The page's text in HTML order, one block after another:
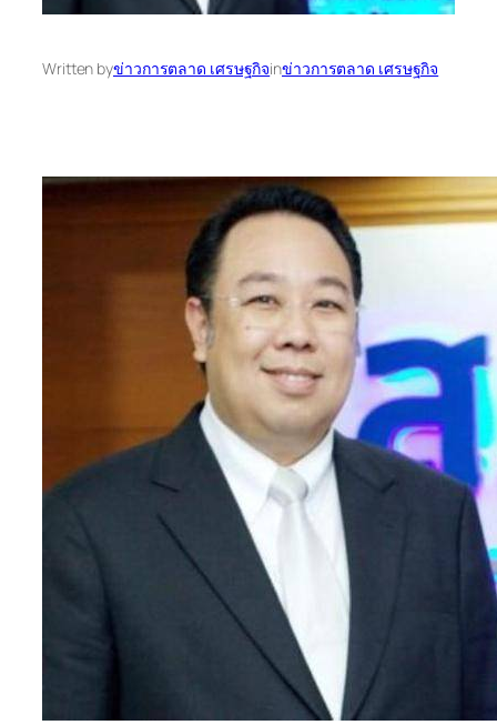
Written byข่าวการตลาด เศรษฐกิจinข่าวการตลาด เศรษฐกิจ